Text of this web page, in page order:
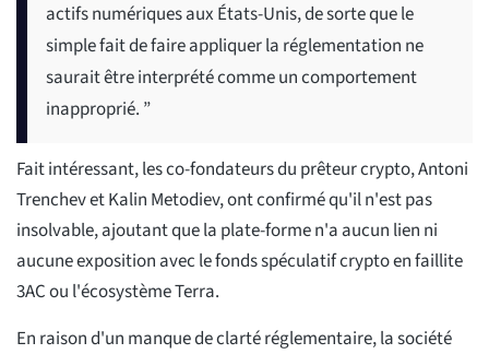
actifs numériques aux États-Unis, de sorte que le
simple fait de faire appliquer la réglementation ne
saurait être interprété comme un comportement
inapproprié. ”
Fait intéressant, les co-fondateurs du prêteur crypto, Antoni
Trenchev et Kalin Metodiev, ont confirmé qu'il n'est pas
insolvable, ajoutant que la plate-forme n'a aucun lien ni
aucune exposition avec le fonds spéculatif crypto en faillite
3AC ou l'écosystème Terra.
En raison d'un manque de clarté réglementaire, la société